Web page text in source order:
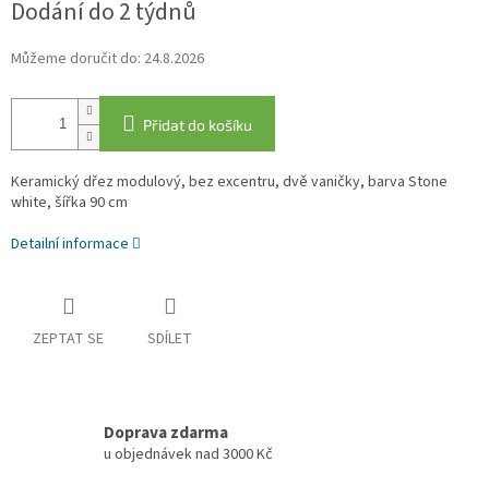
cena:
Dodání do 2 týdnů
Můžeme doručit do: 24.8.2026
Přidat do košíku
Keramický dřez modulový, bez excentru, dvě vaničky, barva Stone
white, šířka 90 cm
Detailní informace
ZEPTAT SE SDÍLET
Doprava zdarma
u objednávek nad 3000 Kč